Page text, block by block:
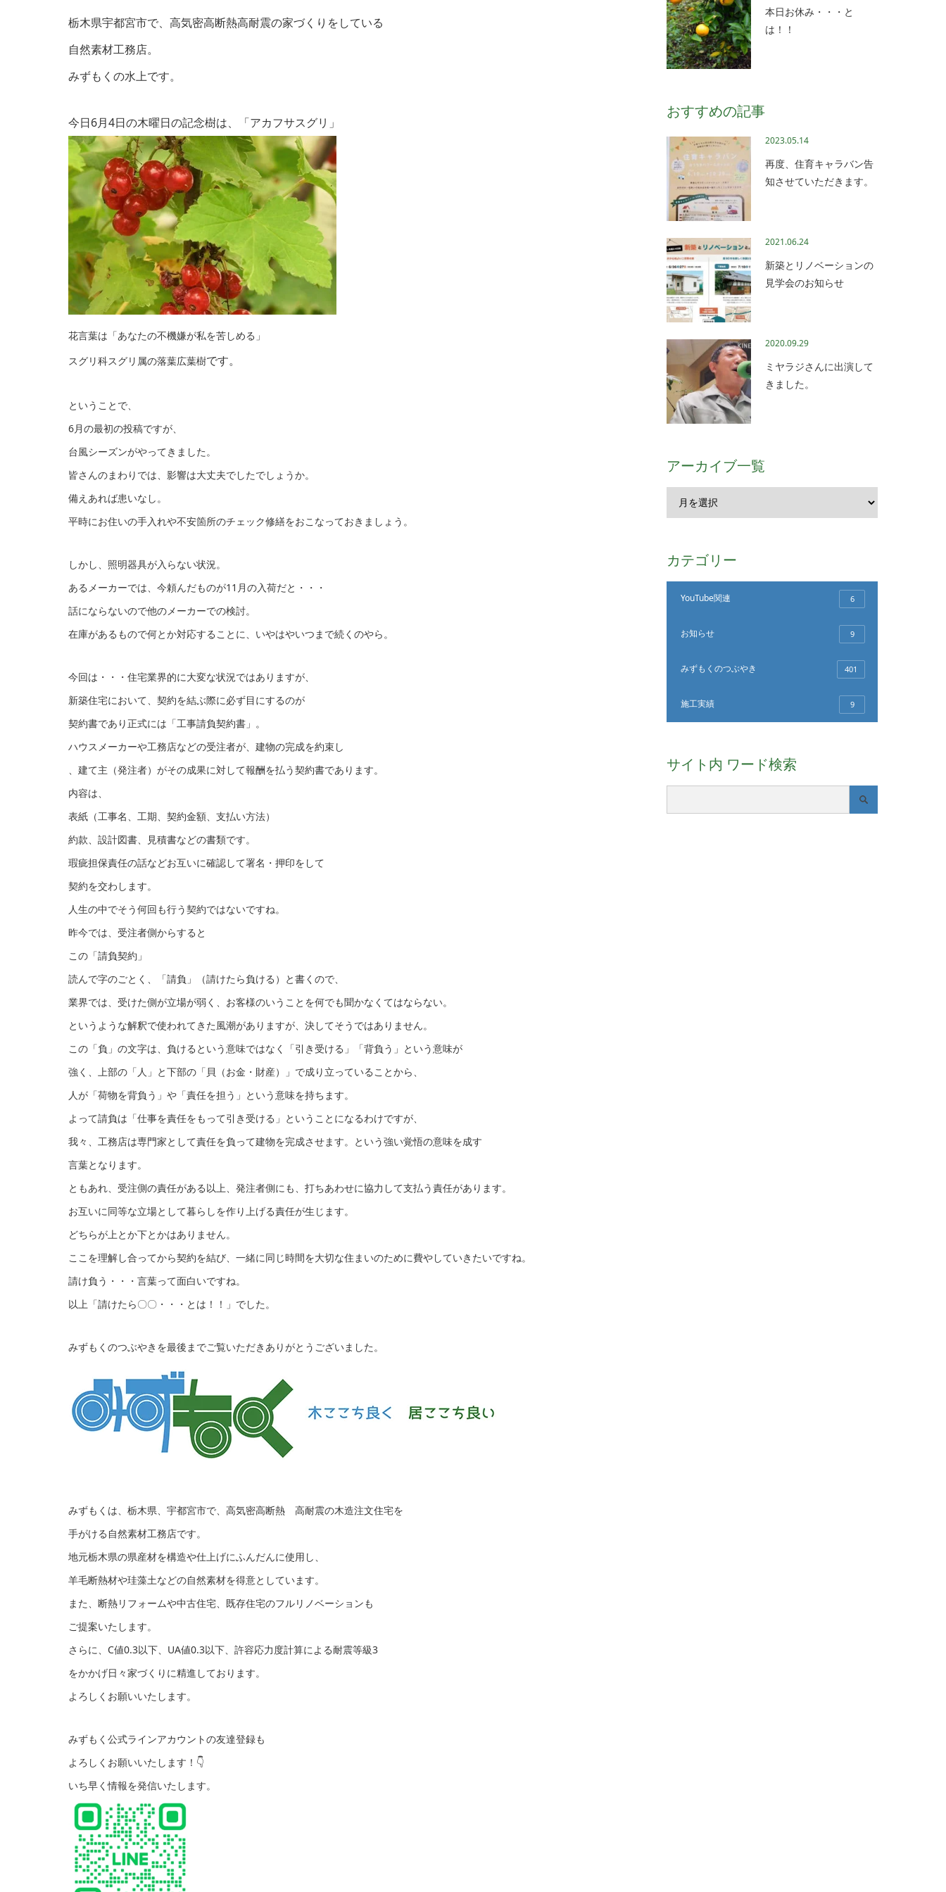
栃木県宇都宮市で、高気密高断熱高耐震の家づくりをしている
自然素材工務店。
みずもくの水上です。
今日6月4日の木曜日の記念樹は、「アカフサスグリ 」
花言葉は「あなたの不機嫌が私を苦しめる」
スグリ科スグリ属の落葉広葉樹です。
ということで、
6月の最初の投稿ですが、
台風シーズンがやってきました。
皆さんのまわりでは、影響は大丈夫でしたでしょうか。
備えあれば患いなし。
平時にお住いの手入れや不安箇所のチェック修繕をおこなっておきましょう。
しかし、照明器具が入らない状況。
あるメーカーでは、今頼んだものが11月の入荷だと・・・
話にならないので他のメーカーでの検討。
在庫があるもので何とか対応することに、いやはやいつまで続くのやら。
今回は・・・住宅業界的に大変な状況ではありますが、
新築住宅において、契約を結ぶ際に必ず目にするのが
契約書であり正式には「工事請負契約書」。
ハウスメーカーや工務店などの受注者が、建物の完成を約束し
、建て主（発注者）がその成果に対して報酬を払う契約書であります。
内容は、
表紙（工事名、工期、契約金額、支払い方法）
約款、設計図書、見積書などの書類です。
瑕疵担保責任の話などお互いに確認して署名・押印をして
契約を交わします。
人生の中でそう何回も行う契約ではないですね。
昨今では、受注者側からすると
この「請負契約」
読んで字のごとく、「請負」（請けたら負ける）と書くので、
業界では、受けた側が立場が弱く、お客様のいうことを何でも聞かなくてはならない。
というような解釈で使われてきた風潮がありますが、決してそうではありません。
この「負」の文字は、負けるという意味ではなく「引き受ける」「背負う」という意味が
強く、上部の「人」と下部の「貝（お金・財産）」で成り立っていることから、
人が「荷物を背負う」や「責任を担う」という意味を持ちます。
よって請負は「仕事を責任をもって引き受ける」ということになるわけですが、
我々、工務店は専門家として責任を負って建物を完成させます。という強い覚悟の意味を成す
言葉となります。
ともあれ、受注側の責任がある以上、発注者側にも、打ちあわせに協力して支払う責任があります。
お互いに同等な立場として暮らしを作り上げる責任が生じます。
どちらが上とか下とかはありません。
ここを理解し合ってから契約を結び、一緒に同じ時間を大切な住まいのために費やしていきたいですね。
請け負う・・・言葉って面白いですね。
以上「請けたら〇〇・・・とは！！」でした。
みずもくのつぶやきを最後までご覧いただきありがとうございました。
みずもくは、栃木県、宇都宮市で、高気密高断熱 高耐震の木造注文住宅を
手がける自然素材工務店です。
地元栃木県の県産材を構造や仕上げにふんだんに使用し、
羊毛断熱材や珪藻土などの自然素材を得意としています。
また、断熱リフォームや中古住宅、既存住宅のフルリノベーションも
ご提案いたします。
さらに、C値0.3以下、UA値0.3以下、許容応力度計算による耐震等級3
をかかげ日々家づくりに精進しております。
よろしくお願いいたします。
みずもく公式ラインアカウントの友達登録も
よろしくお願いいたします！👇
いち早く情報を発信いたします。
本日お休み・・・と
は！！
おすすめの記事
2023.05.14
再度、住育キャラバン告
知させていただきます。
2021.06.24
新築とリノベーションの
見学会のお知らせ
2020.09.29
ミヤラジさんに出演して
きました。
アーカイブ一覧
カテゴリー
YouTube関連 6
お知らせ 9
みずもくのつぶやき 401
施工実績 9
サイト内 ワード検索